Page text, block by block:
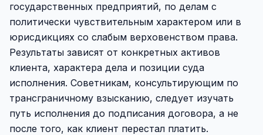
государственных предприятий, по делам с
политически чувствительным характером или в
юрисдикциях со слабым верховенством права.
Результаты зависят от конкретных активов
клиента, характера дела и позиции суда
исполнения. Советникам, консультирующим по
трансграничному взысканию, следует изучать
путь исполнения до подписания договора, а не
после того, как клиент перестал платить.